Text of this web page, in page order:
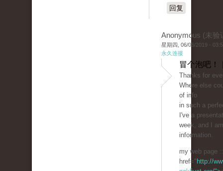
回复
Anonymous (未验
星期四, 06/06/2019 -
永久连接
冒个泡吧！
Thanks for
Where else
of info
in such a
I've a
week, and I
information.
my web page
href=" http://